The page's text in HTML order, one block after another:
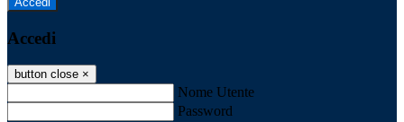
Accedi
button close ×
Nome Utente
Password